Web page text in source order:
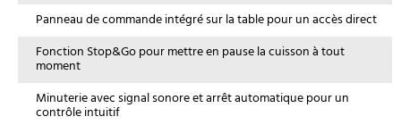
Panneau de commande intégré sur la table pour un accès direct
Fonction Stop&Go pour mettre en pause la cuisson à tout
moment
Minuterie avec signal sonore et arrêt automatique pour un
contrôle intuitif